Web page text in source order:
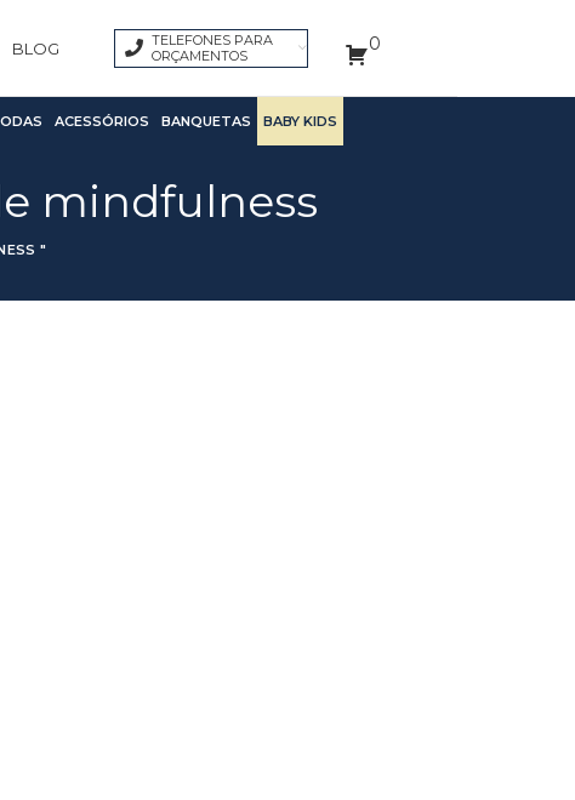
BLOG
TELEFONES PARA
ORÇAMENTOS
0
ACESSÓRIOS BANQUETAS BABY KIDS
mindfulness
"